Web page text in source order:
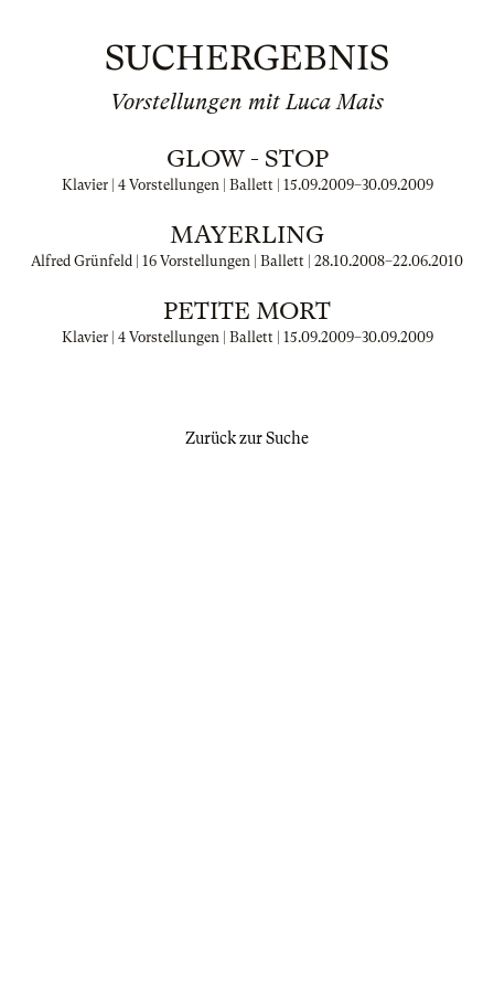
SUCHERGEBNIS
Vorstellungen mit Luca Mais
GLOW - STOP
Klavier | 4 Vorstellungen | Ballett | 15.09.2009–30.09.2009
MAYERLING
Alfred Grünfeld | 16 Vorstellungen | Ballett | 28.10.2008–22.06.2010
PETITE MORT
Klavier | 4 Vorstellungen | Ballett | 15.09.2009–30.09.2009
Zurück zur Suche